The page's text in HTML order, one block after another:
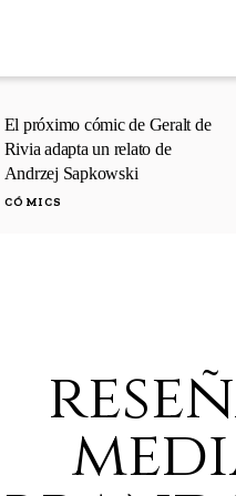
El próximo cómic de Geralt de
Rivia adapta un relato de
Andrzej Sapkowski
CÓMICS